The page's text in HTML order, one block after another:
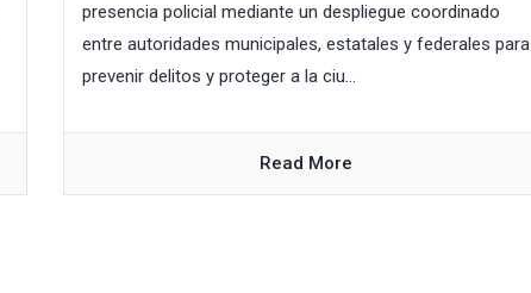
presencia policial mediante un despliegue coordinado
entre autoridades municipales, estatales y federales para
prevenir delitos y proteger a la ciu...
Read More